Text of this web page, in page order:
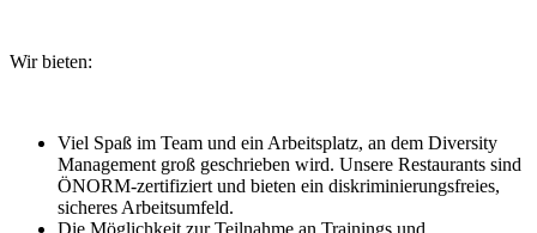
Wir bieten:
Viel Spaß im Team und ein Arbeitsplatz, an dem Diversity
Management groß geschrieben wird. Unsere Restaurants sind
ÖNORM-zertifiziert und bieten ein diskriminierungsfreies,
sicheres Arbeitsumfeld.